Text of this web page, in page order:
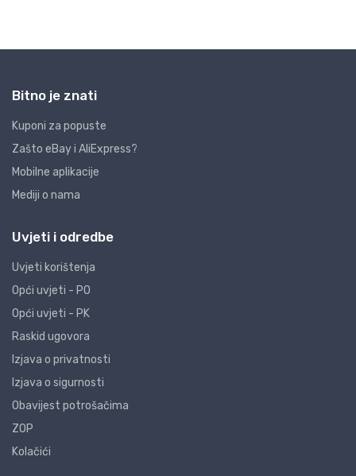
Bitno je znati
Kuponi za popuste
Zašto eBay i AliExpress?
Mobilne aplikacije
Mediji o nama
Uvjeti i odredbe
Uvjeti korištenja
Opći uvjeti - PO
Opći uvjeti - PK
Raskid ugovora
Izjava o privatnosti
Izjava o sigurnosti
Obavijest potrošačima
ZOP
Kolačići